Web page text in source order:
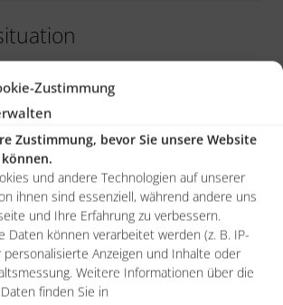
Zustimmung
Zustimmung, bevor Sie unsere Website
und andere Technologien auf unserer
ihnen sind essenziell, während andere uns
und Ihre Erfahrung zu verbessern.
Daten können verarbeitet werden (z. B. IP-
personalisierte Anzeigen und Inhalte oder
Weitere Informationen über die
finden Sie in
is to be replaced by a central cloud-
and ERP system that supports the
of employee leasing and the
process steps
pursues the strategy “Salesforce
new solution should communicate via
the existing Salesforce system
the requirements description